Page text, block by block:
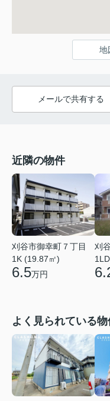
地
メールで共有する
近隣の物件
刈谷市御幸町７丁目
1K (19.87㎡)
6.5万円
刈
よく見られている物